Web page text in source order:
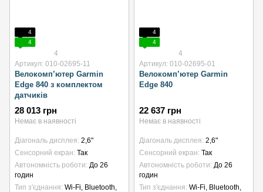
4
4
4
Артикул: 010-02695-11
Велокомп’ютер Garmin
Edge 840 з комплектом
датчиків
28 013 грн
Немає в наявності
Діагональ дисплея 2,6"
Сенсорний екран Так
Автономність роботи До 26
годин
Тип з'єднання Wi-Fi, Bluetooth,
4
4
4
Артикул: 010-02695-01
Велокомп’ютер Garmin
Edge 840
22 637 грн
Немає в наявності
Діагональ дисплея 2,6"
Сенсорний екран Так
Автономність роботи До 26
годин
Тип з'єднання Wi-Fi, Bluetooth,